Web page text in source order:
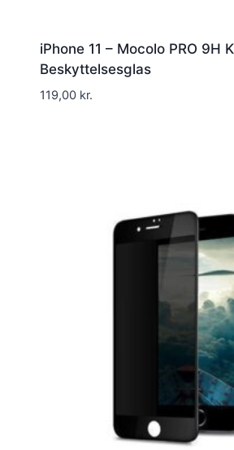
iPhone 11 – Mocolo PRO 9H
Beskyttelsesglas
119,00 kr.